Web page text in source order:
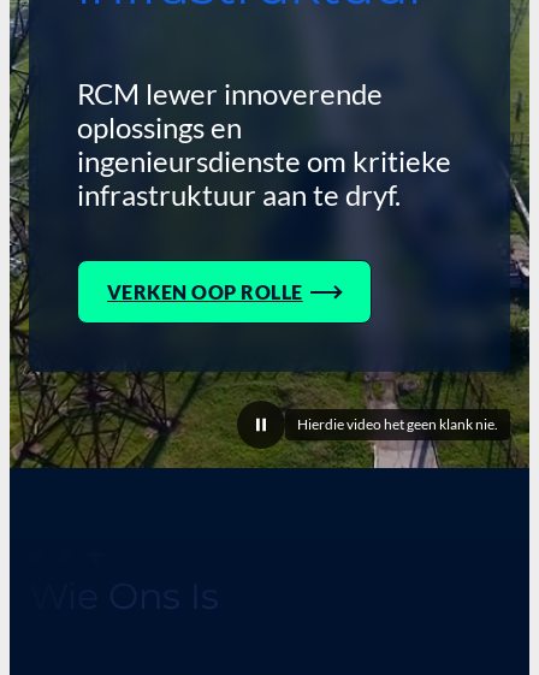
Onderbreek
video
Hierdie video het geen klank nie.
RCM lewer innoverende
oplossings en
ingenieursdienste om kritieke
infrastruktuur aan te dryf.
VERKEN OOP ROLLE
Wie Ons Is